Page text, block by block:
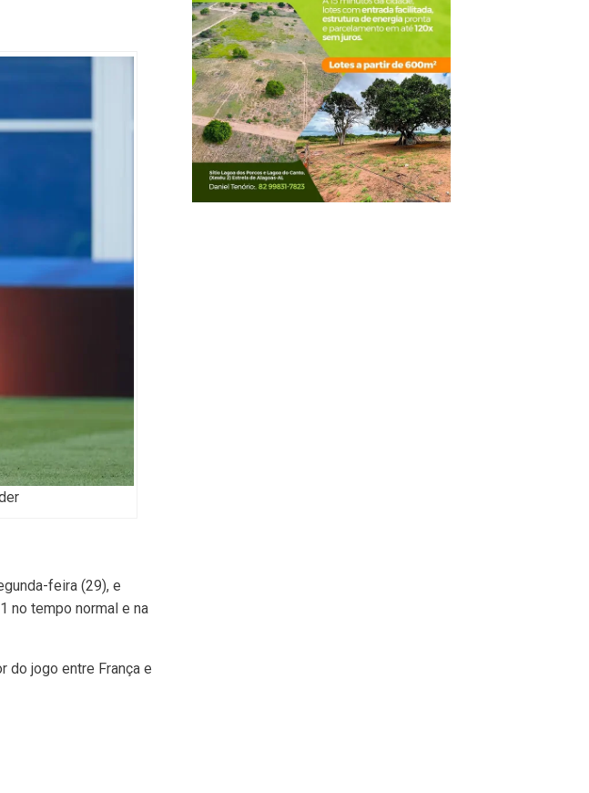
feira (29), e
no tempo normal e na
do jogo entre França e